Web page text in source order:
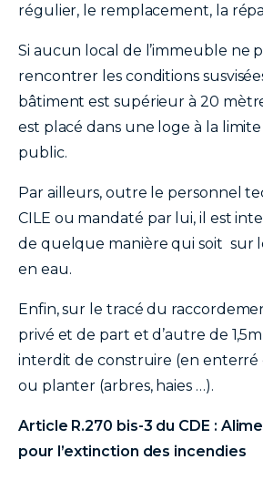
régulier, le remplacement, la
Si aucun local de l’immeuble ne
rencontrer les conditions
bâtiment est supérieur à 20
est placé dans une loge à la
public.
Par ailleurs, outre le personnel
CILE ou mandaté par lui, il est
de quelque manière qui soit sur
en eau.
Enfin, sur le tracé du
privé et de part et d’autre de 1,5m
interdit de construire (en enterré
ou planter (arbres, haies …).
Article R.270 bis-3 du CDE :
pour l’extinction des incendies